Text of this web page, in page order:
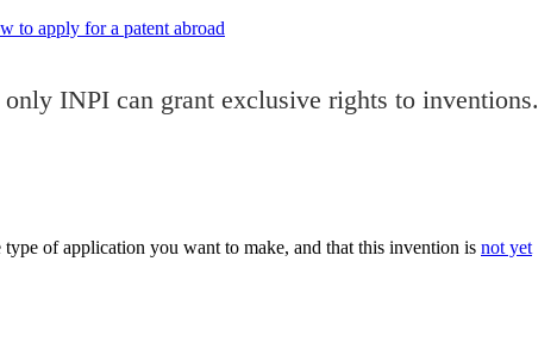
to apply for a patent abroad
INPI can grant exclusive rights to inventions.
of application you want to make, and that this invention is not yet